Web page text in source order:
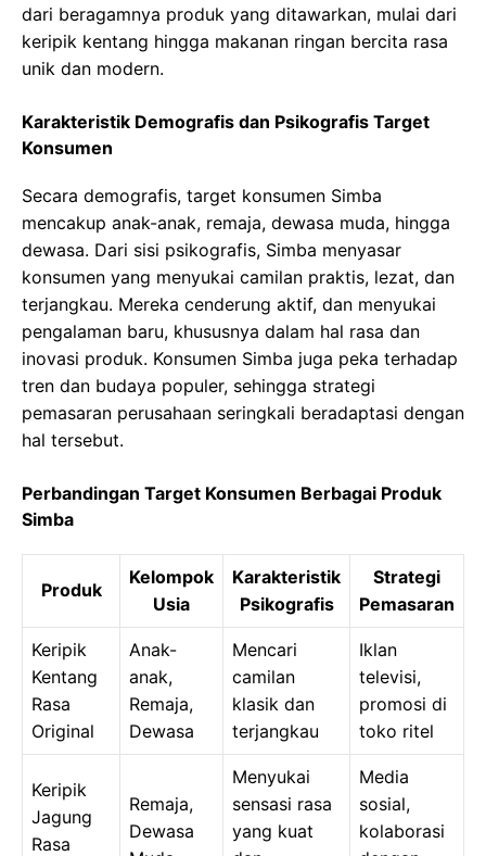
dari beragamnya produk yang ditawarkan, mulai dari
keripik kentang hingga makanan ringan bercita rasa
unik dan modern.
Karakteristik Demografis dan Psikografis Target
Konsumen
Secara demografis, target konsumen Simba
mencakup anak-anak, remaja, dewasa muda, hingga
dewasa. Dari sisi psikografis, Simba menyasar
konsumen yang menyukai camilan praktis, lezat, dan
terjangkau. Mereka cenderung aktif, dan menyukai
pengalaman baru, khususnya dalam hal rasa dan
inovasi produk. Konsumen Simba juga peka terhadap
tren dan budaya populer, sehingga strategi
pemasaran perusahaan seringkali beradaptasi dengan
hal tersebut.
Perbandingan Target Konsumen Berbagai Produk
Simba
Produk
Kelompok
Usia
Karakteristik
Psikografis
Strategi
Pemasaran
Keripik
Kentang
Rasa
Original
Anak-
anak,
Remaja,
Dewasa
Mencari
camilan
klasik dan
terjangkau
Iklan
televisi,
promosi di
toko ritel
Keripik
Jagung
Rasa
Remaja,
Dewasa
Menyukai
sensasi rasa
yang kuat
Media
sosial,
kolaborasi